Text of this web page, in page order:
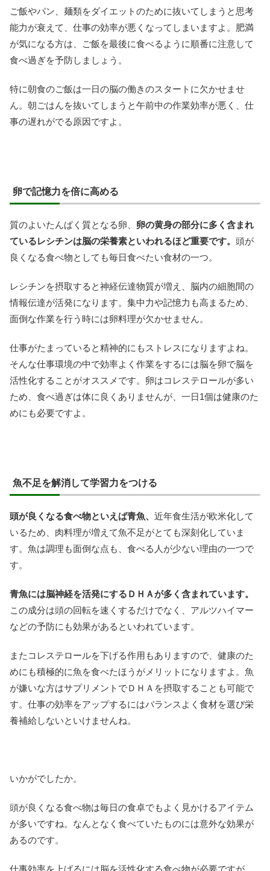
ご飯やパン、麺類をダイエットのために抜いてしまうと思考
能力が衰えて、仕事の効率が悪くなってしまいますよ。肥満
が気になる方は、ご飯を最後に食べるように順番に注意して
食べ過ぎを予防しましょう。
特に朝食のご飯は一日の脳の働きのスタートに欠かせませ
ん。朝ごはんを抜いてしまうと午前中の作業効率が悪く、仕
事の遅れがでる原因ですよ。
卵で記憶力を倍に高める
質のよいたんぱく質となる卵、 卵の黄身の部分に多く含まれ
ているレシチンは脳の栄養素といわれるほど重要です。 頭が
良くなる食べ物としても毎日食べたい食材の一つ。
レシチンを摂取すると神経伝達物質が増え、脳内の細胞間の
情報伝達が活発になります。集中力や記憶力も高まるため、
面倒な作業を行う時には卵料理が欠かせません。
仕事がたまっていると精神的にもストレスになりますよね。
そんな仕事環境の中で効率よく作業をするには脳を卵で脳を
活性化することがオススメです。卵はコレステロールが多い
ため、食べ過ぎは体に良くありませんが、一日1個は健康のた
めにも必要ですよ。
魚不足を解消して学習力をつける
頭が良くなる食べ物といえば青魚、 近年食生活が欧米化して
いるため、肉料理が増えて魚不足がとても深刻化していま
す。魚は調理も面倒な点も、食べる人が少ない理由の一つで
す。
青魚には脳神経を活発にするＤＨＡが多く含まれています。
この成分は頭の回転を速くするだけでなく、アルツハイマー
などの予防にも効果があるといわれています。
またコレステロールを下げる作用もありますので、健康のた
めにも積極的に魚を食べたほうがメリットになりますよ。魚
が嫌いな方はサプリメントでＤＨＡを摂取することも可能で
す。仕事の効率をアップするにはバランスよく食材を選び栄
養補給しないといけませんね。
いかがでしたか。
頭が良くなる食べ物は毎日の食卓でもよく見かけるアイテム
が多いですね。なんとなく食べていたものには意外な効果が
あるのです。